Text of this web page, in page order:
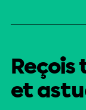
Reçois
et